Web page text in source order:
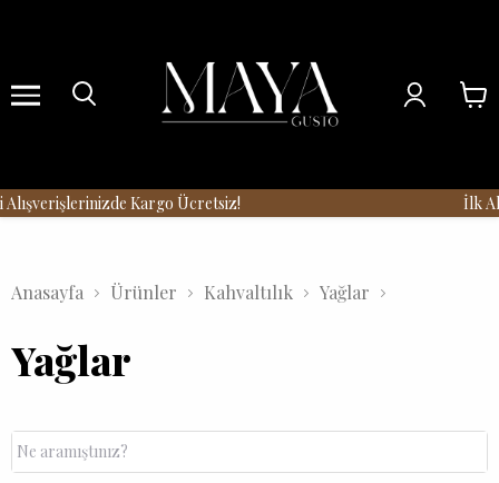
Kargo Ücretsiz! İlk
Anasayfa Ürünler Kahvaltılık Yağlar
Yağlar